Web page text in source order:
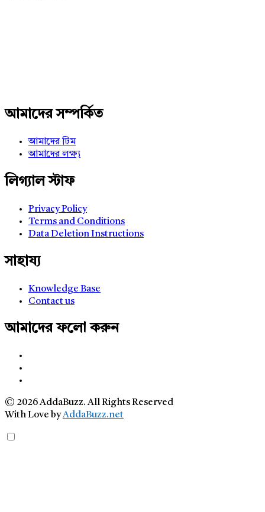
আমাদের সম্পর্কিত
আমাদের টিম
আমাদের লক্ষ্য
লিগ্যাল স্টাফ
Privacy Policy
Terms and Conditions
Data Deletion Instructions
সাহায্য
Knowledge Base
Contact us
আমাদের ফলো করুন
© 2026 AddaBuzz. All Rights Reserved
With Love byAddaBuzz.net